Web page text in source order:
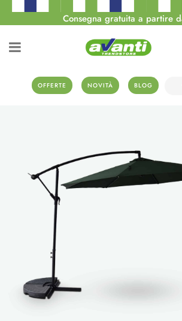
Consegna gratuita a partire
OFFERTE NOVITÀ BLOG